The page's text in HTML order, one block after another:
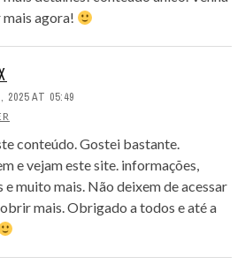
agora!
2025 AT 05:49
conteúdo. Gostei bastante.
e vejam este site. informações,
e muito mais. Não deixem de acessar
mais. Obrigado a todos e até a